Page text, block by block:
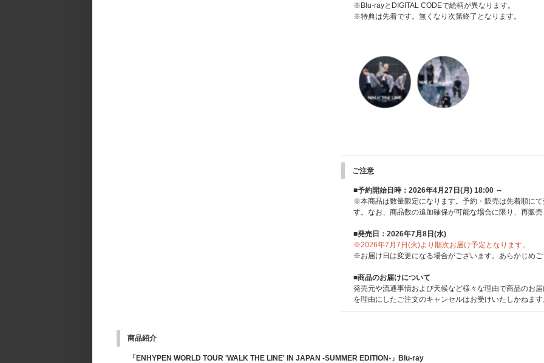
※Blu-rayとDIGITAL CODEで絵柄が異なります。
※特典は先着です。無くなり次第終了となります。
ご注意
■予約開始日時：2026年4月27日(月) 18:00 ～
※本商品は数量限定になります。予約・販売は先着順に
す。なお、商品数の追加確保が可能な場合に限り、再販
■発売日：2026年7月8日(水)
※2026年7月7日(火)より順次お届け予定となります。
※お届け日は変更になる場合がございます。あらかじめ
■商品のお届けについて
発売元や流通事情および天候など様々な理由で商品のお
を理由にしたご注文のキャンセルはお受けいたしかねま
商品紹介
「ENHYPEN WORLD TOUR 'WALK THE LINE' IN JAPAN -SUMMER EDITION-」Blu-ray